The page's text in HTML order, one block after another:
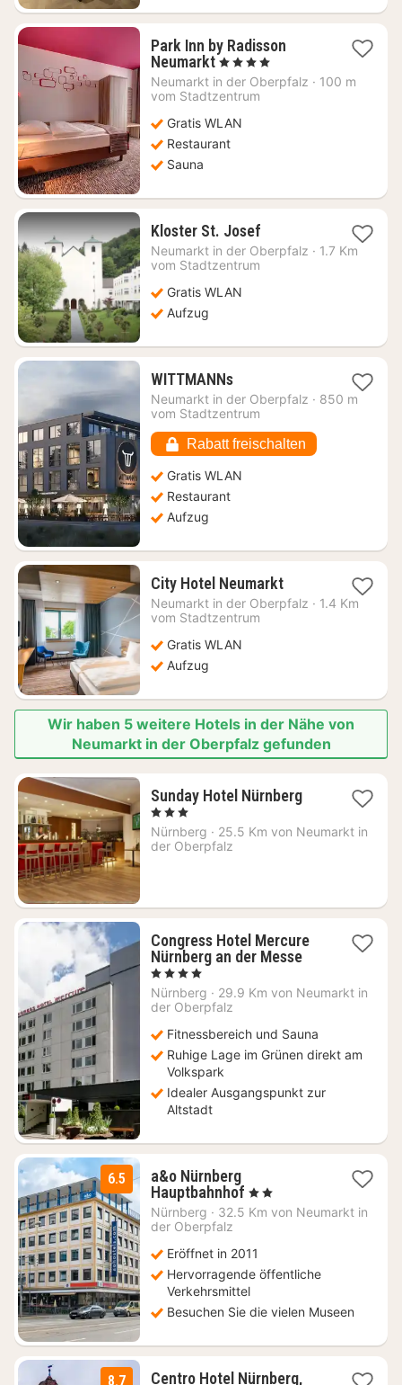
Park Inn by Radisson
Neumarkt1
Nacht
ab
€
, 4 Sterne
Neumarkt in der Oberpfalz · 100 m
vom Stadtzentrum
Gratis WLAN
Restaurant
Sauna
Kloster St. Josef1
Nacht
Neumarkt in der Oberpfalz · 1.7 Km
vom Stadtzentrum
Gratis WLAN
Aufzug
WITTMANNs1
Nacht
ab
€
Neumarkt in der Oberpfalz · 850 m
vom Stadtzentrum
Rabatt freischalten
Gratis WLAN
Restaurant
Aufzug
City Hotel Neumarkt1
Nacht
Neumarkt in der Oberpfalz · 1.4 Km
vom Stadtzentrum
Gratis WLAN
Aufzug
Wir haben 5 weitere Hotels in der Nähe von
Neumarkt in der Oberpfalz gefunden
Sunday Hotel Nürnberg2
ab
, 3 Sterne
Nürnberg · 25.5 Km von Neumarkt in
der Oberpfalz
Congress Hotel Mercure
Nürnberg an der Messe1
ab
, 4 Sterne
Nürnberg · 29.9 Km von Neumarkt in
der Oberpfalz
Fitnessbereich und Sauna
Ruhige Lage im Grünen direkt am
Volkspark
Idealer Ausgangspunkt zur
Altstadt
6.5
a&o Nürnberg
Hauptbahnhof 2
Nächte
€
, 2 Sterne
Nürnberg · 32.5 Km von Neumarkt in
der Oberpfalz
Eröffnet in 2011
Hervorragende öffentliche
Verkehrsmittel
Besuchen Sie die vielen Museen
8.7 Centro Hotel Nürnberg,